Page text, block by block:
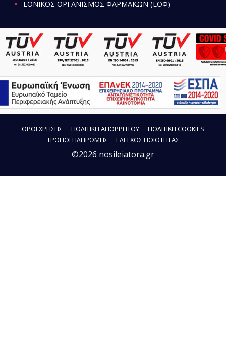
ΕΘΝΙΚΟΣ ΟΡΓΑΝΙΣΜΟΣ ΦΑΡΜΑΚΩΝ (ΕΟΦ)
ΟΡΟΙ ΧΡΗΣΗΣ ΠΟΛΙΤΙΚΗ ΑΠΟΡΡΗΤΟΥ
ΠΟΛΙΤΙΚΗ COOKIES
ΤΡΟΠΟΙ ΠΛΗΡΩΜΗΣ
ΕΛΕΓΧΟΣ ΠΟΙΟΤΗΤΑΣ
©2026 nosileiatora.gr